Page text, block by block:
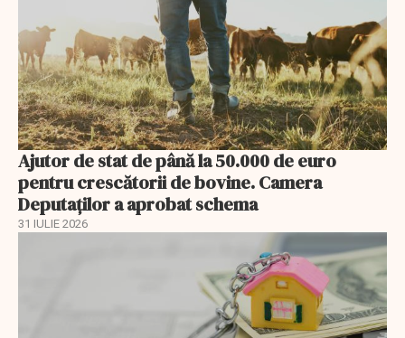
Ajutor de stat de până la 50.000 de euro
pentru crescătorii de bovine. Camera
Deputaților a aprobat schema
31 IULIE 2026